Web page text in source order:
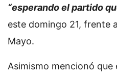
“esperando el partido
este domingo 21, frente
Mayo.
Asimismo mencionó